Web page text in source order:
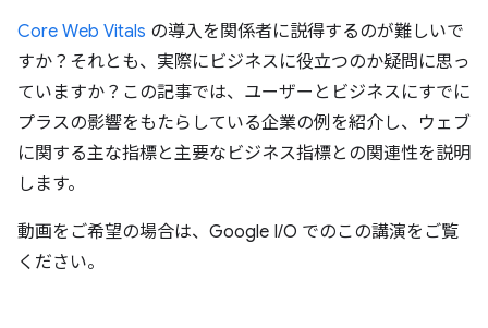
Core Web Vitals の導入を関係者に説得するのが難しいで
すか？それとも、実際にビジネスに役立つのか疑問に思っ
ていますか？この記事では、ユーザーとビジネスにすでに
プラスの影響をもたらしている企業の例を紹介し、ウェブ
に関する主な指標と主要なビジネス指標との関連性を説明
します。
動画をご希望の場合は、Google I/O でのこの講演をご覧
ください。